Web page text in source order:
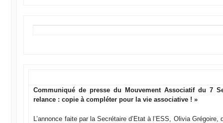
Communiqué de presse du Mouvement Associatif du 7
relance : copie à compléter pour la vie associative ! »
L’annonce faite par la Secrétaire d’Etat à l’ESS, Olivia